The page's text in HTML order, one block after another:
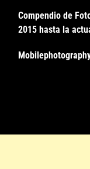
Compendio de
2015 hasta la